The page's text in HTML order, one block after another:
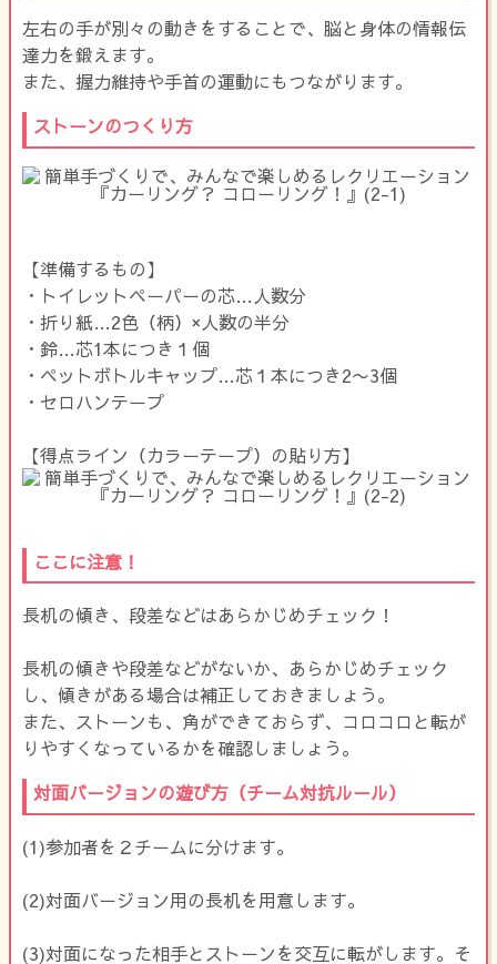
左右の手が別々の動きをすることで、脳と身体の情報伝
達力を鍛えます。
また、握力維持や手首の運動にもつながります。
ストーンのつくり方
【準備するもの】
・トイレットペーパーの芯…人数分
・折り紙…2色（柄）×人数の半分
・鈴…芯1本につき１個
・ペットボトルキャップ…芯１本につき2〜3個
・セロハンテープ
【得点ライン（カラーテープ）の貼り方】
ここに注意！
長机の傾き、段差などはあらかじめチェック！
長机の傾きや段差などがないか、あらかじめチェック
し、傾きがある場合は補正しておきましょう。
また、ストーンも、角ができておらず、コロコロと転が
りやすくなっているかを確認しましょう。
対面バージョンの遊び方（チーム対抗ルール）
(1)参加者を２チームに分けます。
(2)対面バージョン用の長机を用意します。
(3)対面になった相手とストーンを交互に転がします。そ